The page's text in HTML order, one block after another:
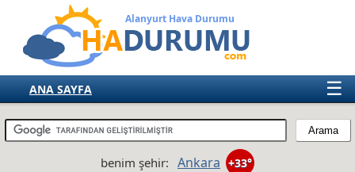
Alanyurt Hava Durumu
☰
ANA SAYFA
TÜRKİYE
AVRUPA
benim şehir: Ankara +33°